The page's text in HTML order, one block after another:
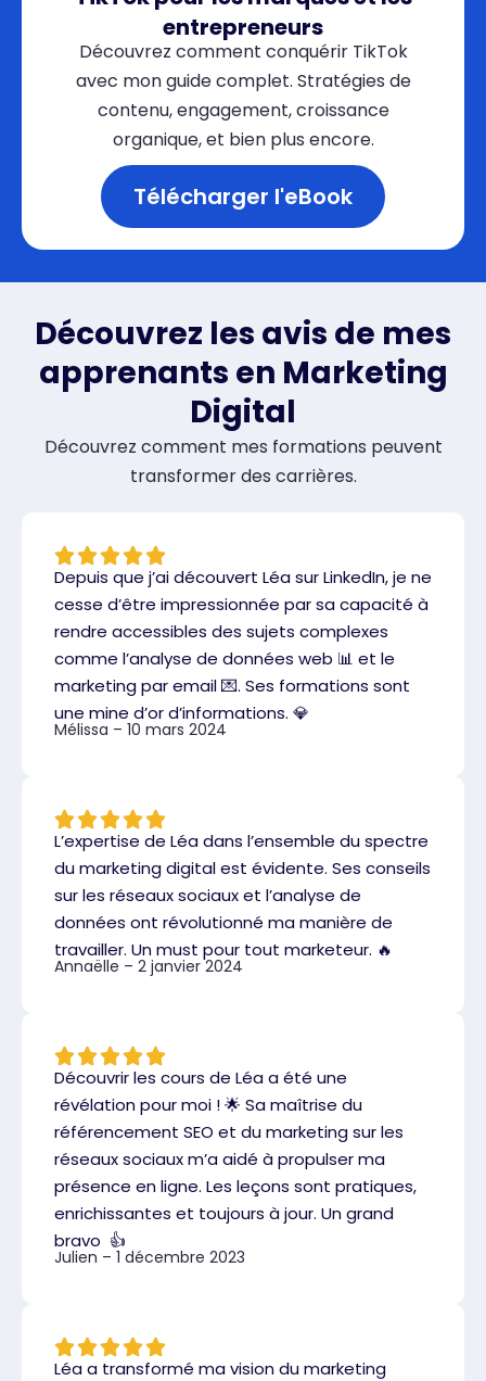
entrepreneurs
Découvrez comment conquérir TikTok
avec mon guide complet. Stratégies de
contenu, engagement, croissance
organique, et bien plus encore.
Télécharger l'eBook
Découvrez les avis de mes
apprenants en Marketing
Digital
Découvrez comment mes formations peuvent
transformer des carrières.
Depuis que j’ai découvert Léa sur LinkedIn, je ne
cesse d’être impressionnée par sa capacité à
rendre accessibles des sujets complexes
comme l’analyse de données web 📊 et le
marketing par email 💌. Ses formations sont
une mine d’or d’informations. 💎
Mélissa – 10 mars 2024
L’expertise de Léa dans l’ensemble du spectre
du marketing digital est évidente. Ses conseils
sur les réseaux sociaux et l’analyse de
données ont révolutionné ma manière de
travailler. Un must pour tout marketeur. 🔥
Annaëlle – 2 janvier 2024
Découvrir les cours de Léa a été une
révélation pour moi ! 🌟 Sa maîtrise du
référencement SEO et du marketing sur les
réseaux sociaux m’a aidé à propulser ma
présence en ligne. Les leçons sont pratiques,
enrichissantes et toujours à jour. Un grand
bravo 👍
Julien – 1 décembre 2023
Léa a transformé ma vision du marketing